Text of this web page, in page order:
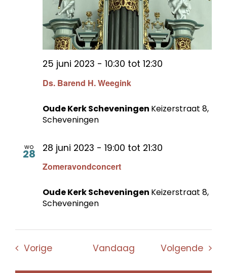
Ds. Barend H. Weegink
25 juni 2023 - 10:30 tot 12:30
Oude Kerk Scheveningen Keizerstraat 8,
Scheveningen
wo
28
Zomeravondconcert
28 juni 2023 - 19:00 tot 21:30
Oude Kerk Scheveningen Keizerstraat 8,
Scheveningen
VorigeEvenementenVandaag Volgende